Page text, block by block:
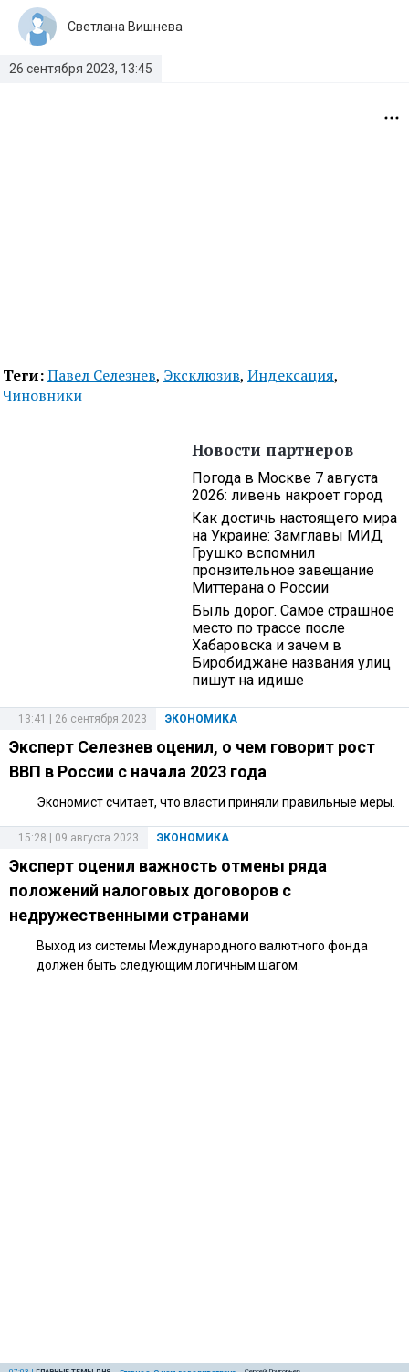
26 сентября 2023, 13:45
Светлана Вишнева
Теги:Павел Селезнев, Эксклюзив, Индексация,
Чиновники
Новости партнеров
Погода в Москве 7 августа
2026: ливень накроет город
Как достичь настоящего мира
на Украине: Замглавы МИД
Грушко вспомнил
пронзительное завещание
Миттерана о России
Быль дорог. Самое страшное
место по трассе после
Хабаровска и зачем в
Биробиджане названия улиц
пишут на идише
ЭКОНОМИКА
13:41 | 26 сентября 2023
Эксперт Селезнев оценил, о чем говорит рост
ВВП в России с начала 2023 года
Экономист считает, что власти приняли правильные меры.
ЭКОНОМИКА
15:28 | 09 августа 2023
Эксперт оценил важность отмены ряда
положений налоговых договоров с
недружественными странами
Выход из системы Международного валютного фонда
должен быть следующим логичным шагом.